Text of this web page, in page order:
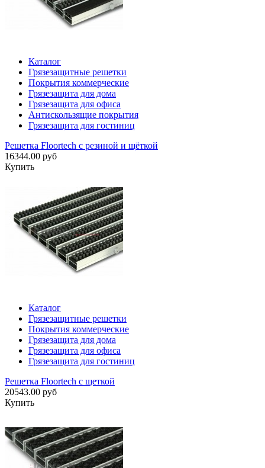
Каталог
Грязезащитные решетки
Покрытия коммерческие
Грязезащита для дома
Грязезащита для офиса
Антискользящие покрытия
Грязезащита для гостиниц
Решетка Floortech с резиной и щёткой
16344.00 руб
Купить
Каталог
Грязезащитные решетки
Покрытия коммерческие
Грязезащита для дома
Грязезащита для офиса
Грязезащита для гостиниц
Решетка Floortech с щеткой
20543.00 руб
Купить